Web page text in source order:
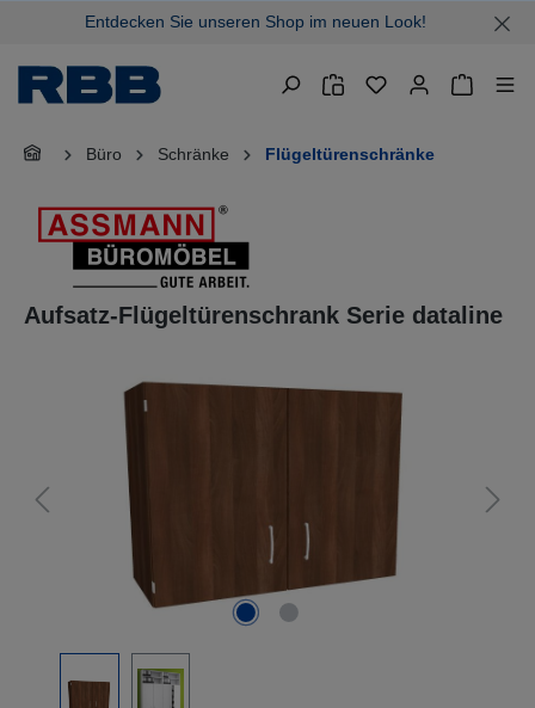
springenEntdecken Sie unseren Shop im neuen Look!
Büro Schränke Flügeltürenschränke
Aufsatz-Flügeltürenschrank Serie dataline